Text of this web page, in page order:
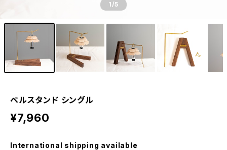
1/5
ベルスタンド シングル
¥7,960
International shipping available